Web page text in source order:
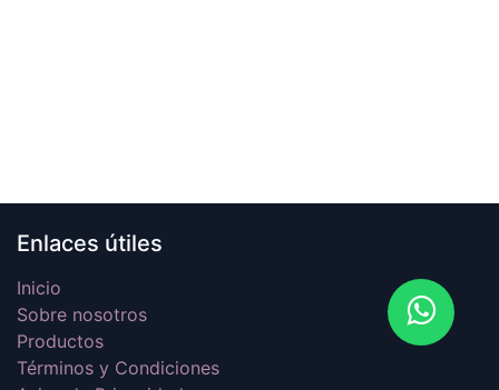
Enlaces útiles
Inicio
Sobre nosotros
Productos
Términos y Condiciones